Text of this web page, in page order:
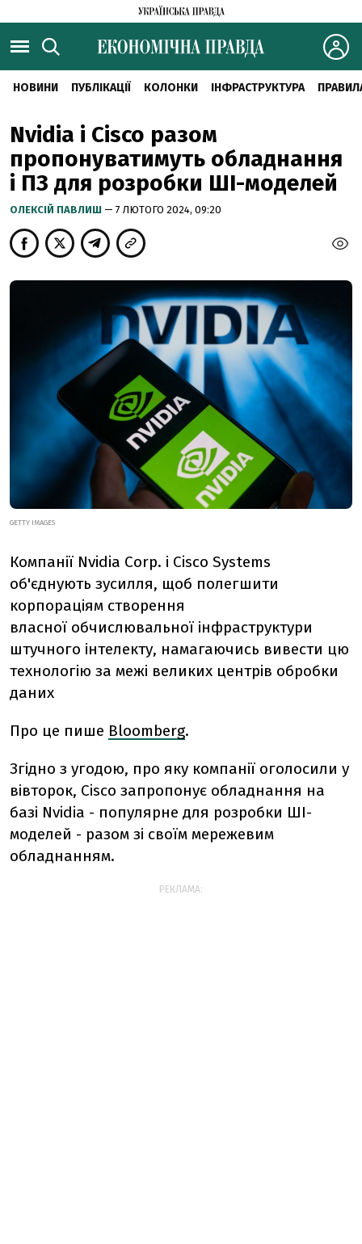
НОВИНИ ПУБЛІКАЦІЇ КОЛОНКИ ІНФРАСТРУКТУРА
Nvidia і Cisco разом
пропонуватимуть обладнання
і ПЗ для розробки ШІ-моделей
ОЛЕКСІЙ ПАВЛИШ — 7 ЛЮТОГО 2024, 09:20
GETTY IMAGES
Компанії Nvidia Corp. і Cisco Systems
об'єднують зусилля, щоб полегшити
корпораціям створення
власної обчислювальної інфраструктури
штучного інтелекту, намагаючись вивести цю
технологію за межі великих центрів обробки
даних
Про це пише Bloomberg.
Згідно з угодою, про яку компанії оголосили у
вівторок, Cisco запропонує обладнання на
базі Nvidia - популярне для розробки ШІ-
моделей - разом зі своїм мережевим
обладнанням.
РЕКЛАМА: